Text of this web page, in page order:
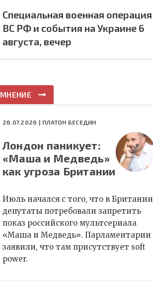
Специальная военная операция
ВС РФ и события на Украине 6
августа, вечер
МНЕНИЕ
26.07.2026 | ПЛАТОН БЕСЕДИН
Лондон паникует:
«Маша и Медведь»
как угроза Британии
Июль начался с того, что в Британии
депутаты потребовали запретить
показ российского мультсериала
«Маша и Медведь». Парламентарии
заявили, что там присутствует soft
power.